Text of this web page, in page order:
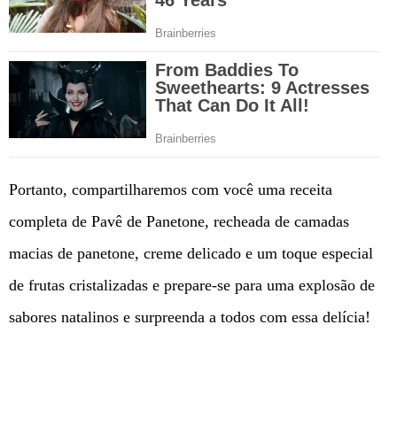
Portanto, compartilharemos com você uma receita
completa de Pavê de Panetone, recheada de camadas
macias de panetone, creme delicado e um toque especial
de frutas cristalizadas e prepare-se para uma explosão de
sabores natalinos e surpreenda a todos com essa delícia!